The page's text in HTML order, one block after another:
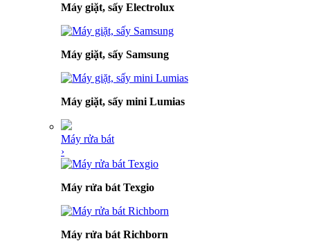
Máy giặt, sấy Electrolux
Máy giặt, sấy Samsung
Máy giặt, sấy mini Lumias
Máy rửa bát
›
Máy rửa bát Texgio
Máy rửa bát Richborn